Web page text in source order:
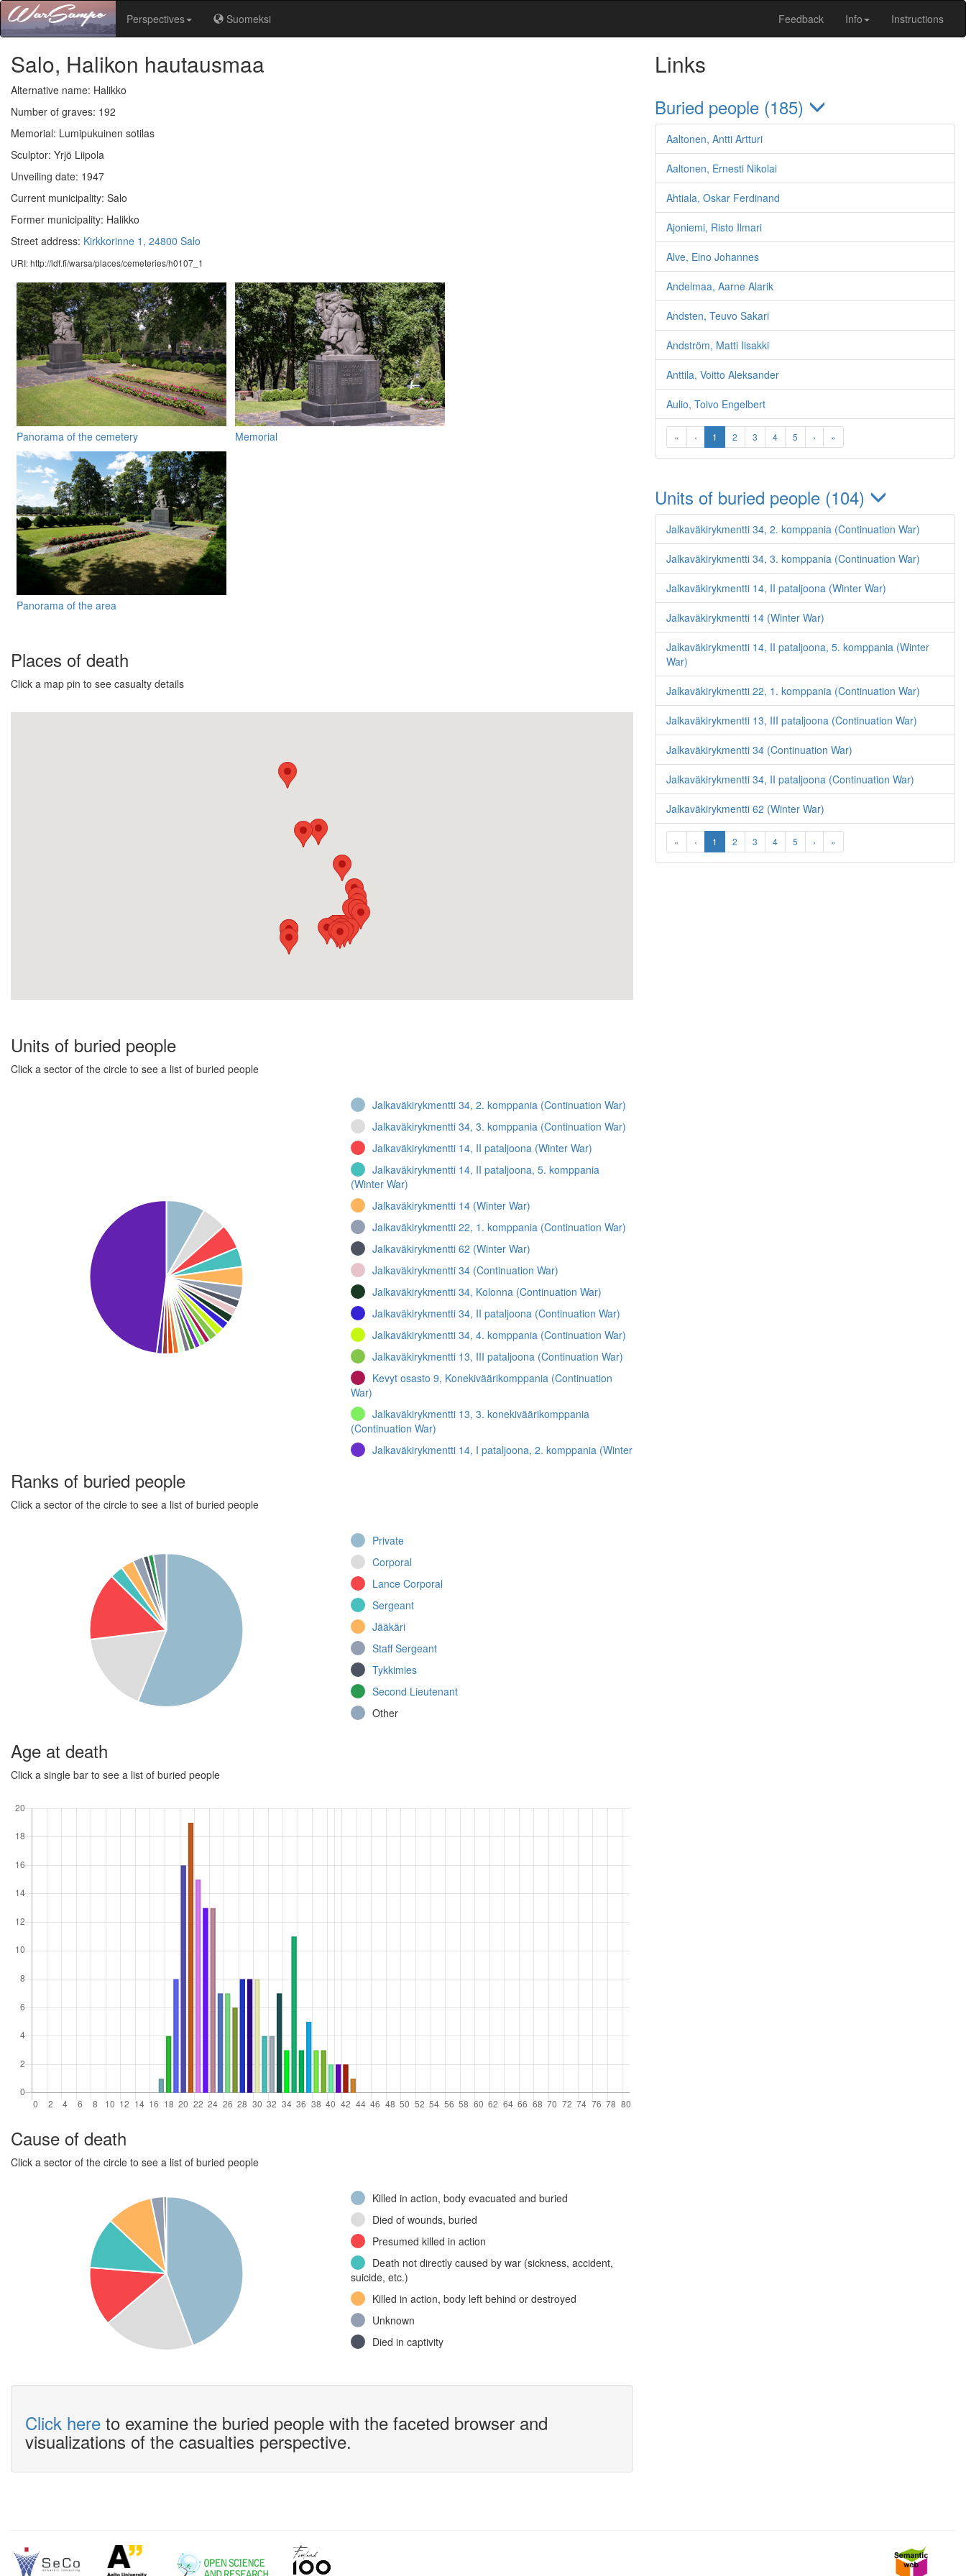
Perspectives Suomeksi Feedback Info Instructions
Salo, Halikon hautausmaa
Alternative name: Halikko
Number of graves: 192
Memorial: Lumipukuinen sotilas
Sculptor: Yrjö Liipola
Unveiling date: 1947
Current municipality: Salo
Former municipality: Halikko
Street address: Kirkkorinne 1, 24800 Salo
URI: http://ldf.fi/warsa/places/cemeteries/h0107_1
Panorama of the cemetery Memorial
Panorama of the area
Places of death
Click a map pin to see casualty details
Units of buried people
Click a sector of the circle to see a list of buried people
Jalkaväkirykmentti 34, 2. komppania (Continuation War)
Jalkaväkirykmentti 34, 3. komppania (Continuation War)
Jalkaväkirykmentti 14, II pataljoona (Winter War)
Jalkaväkirykmentti 14, II pataljoona, 5. komppania
(Winter War)
Jalkaväkirykmentti 14 (Winter War)
Jalkaväkirykmentti 22, 1. komppania (Continuation War)
Jalkaväkirykmentti 62 (Winter War)
Jalkaväkirykmentti 34 (Continuation War)
Jalkaväkirykmentti 34, Kolonna (Continuation War)
Jalkaväkirykmentti 34, II pataljoona (Continuation War)
Jalkaväkirykmentti 34, 4. komppania (Continuation War)
Jalkaväkirykmentti 13, III pataljoona (Continuation War)
Kevyt osasto 9, Konekiväärikomppania (Continuation
War)
Jalkaväkirykmentti 13, 3. konekiväärikomppania
(Continuation War)
Jalkaväkirykmentti 14, I pataljoona, 2. komppania (Winter
Jalkaväkirykmentti 34, I pataljoona (Continuation War)
Jalkaväkirykmentti 62, III pataljoona, 7. komppania
(Winter War)
Jalkaväkirykmentti 13 (Continuation War)
Other
Ranks of buried people
Click a sector of the circle to see a list of buried people
Private
Corporal
Lance Corporal
Sergeant
Jääkäri
Staff Sergeant
Tykkimies
Second Lieutenant
Other
Age at death
Click a single bar to see a list of buried people
Cause of death
Click a sector of the circle to see a list of buried people
Killed in action, body evacuated and buried
Died of wounds, buried
Presumed killed in action
Death not directly caused by war (sickness, accident,
suicide, etc.)
Killed in action, body left behind or destroyed
Unknown
Died in captivity
Click here to examine the buried people with the faceted browser and
visualizations of the casualties perspective.
Links
Buried people (185)
Aaltonen, Antti Artturi
Aaltonen, Ernesti Nikolai
Ahtiala, Oskar Ferdinand
Ajoniemi, Risto Ilmari
Alve, Eino Johannes
Andelmaa, Aarne Alarik
Andsten, Teuvo Sakari
Andström, Matti Iisakki
Anttila, Voitto Aleksander
Aulio, Toivo Engelbert
« ‹ 1 2 3 4 5 › »
Units of buried people (104)
Jalkaväkirykmentti 34, 2. komppania (Continuation War)
Jalkaväkirykmentti 34, 3. komppania (Continuation War)
Jalkaväkirykmentti 14, II pataljoona (Winter War)
Jalkaväkirykmentti 14 (Winter War)
Jalkaväkirykmentti 14, II pataljoona, 5. komppania (Winter
War)
Jalkaväkirykmentti 22, 1. komppania (Continuation War)
Jalkaväkirykmentti 13, III pataljoona (Continuation War)
Jalkaväkirykmentti 34 (Continuation War)
Jalkaväkirykmentti 34, II pataljoona (Continuation War)
Jalkaväkirykmentti 62 (Winter War)
« ‹ 1 2 3 4 5 › »